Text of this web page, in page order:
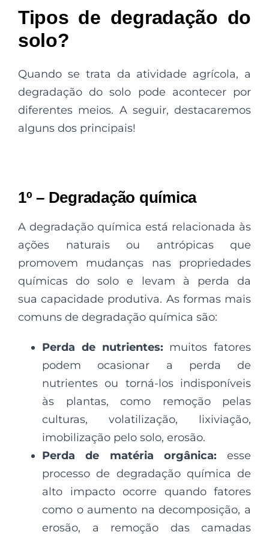
Tipos de degradação do
solo?
Quando se trata da atividade agrícola, a
degradação do solo pode acontecer por
diferentes meios. A seguir, destacaremos
alguns dos principais!
1º – Degradação química
A degradação química está relacionada às
ações naturais ou antrópicas que
promovem mudanças nas propriedades
químicas do solo e levam à perda da
sua capacidade produtiva. As formas mais
comuns de degradação química são:
Perda de nutrientes: muitos fatores
podem ocasionar a perda de
nutrientes ou torná-los indisponíveis
às plantas, como remoção pelas
culturas, volatilização, lixiviação,
imobilização pelo solo, erosão.
Perda de matéria orgânica: esse
processo de degradação química de
alto impacto ocorre quando fatores
como o aumento na decomposição, a
erosão, a remoção das camadas